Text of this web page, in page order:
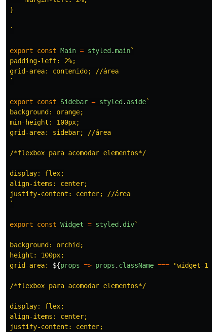
}
`
export const Main = styled .main`
padding-left: 2%;
grid-area: contenido; //área
`
export const Sidebar = styled . aside`
background: orange;
min-height: 100px;
grid-area: sidebar; //área
/*flexbox para acomodar elementos*/
display: flex;
align-items: center;
justify-content: center; //área
`
export const Widget = styled . div`
background: orchid;
height: 100px;
grid-area: ${props => props . className === "widget-1
/*flexbox para acomodar elementos*/
display: flex;
align-items: center;
justify-content: center;